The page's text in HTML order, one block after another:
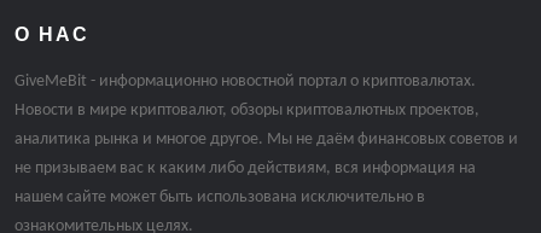
О НАС
GiveMeBit - информационно новостной портал о криптовалютах.
Новости в мире криптовалют, обзоры криптовалютных проектов,
аналитика рынка и многое другое. Мы не даём финансовых советов и
не призываем вас к каким либо действиям, вся информация на
нашем сайте может быть использована исключительно в
ознакомительных целях.